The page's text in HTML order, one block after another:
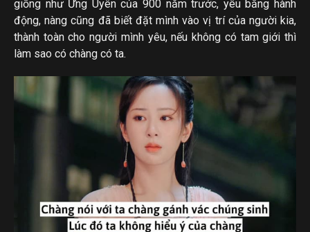
giống như Ứng Uyên của 900 năm trước, yêu bằng hành
động, nàng cũng đã biết đặt mình vào vị trí của người kia,
thành toàn cho người mình yêu, nếu không có tam giới thì
làm sao có chàng có ta.